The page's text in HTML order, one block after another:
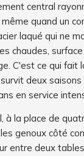
central
quand un
laqué qui ne
chaudes,
C'est ce qui fait
deux
en service
à la place de
genoux côté
entre deux